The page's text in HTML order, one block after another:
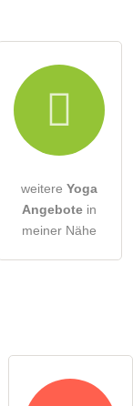
weitereYoga
Angebote in
meiner Nähe